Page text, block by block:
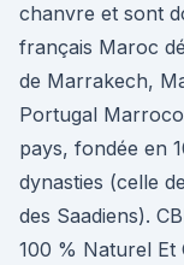
chanvre et sont
français Maroc
de Marrakech,
Portugal
pays, fondée en
dynasties (celle
des Saadiens).
100 % Naturel